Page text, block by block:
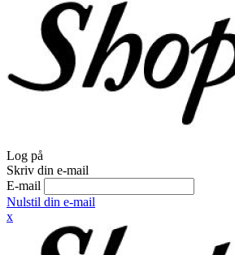
Log på
Skriv din e-mail
E-mail
Nulstil din e-mail
x